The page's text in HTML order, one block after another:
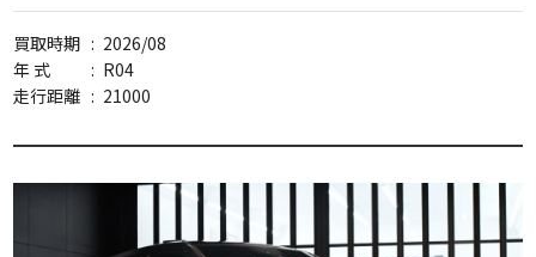
買取時期 : 2026/08
年 式
: R04
走行距離 : 21000